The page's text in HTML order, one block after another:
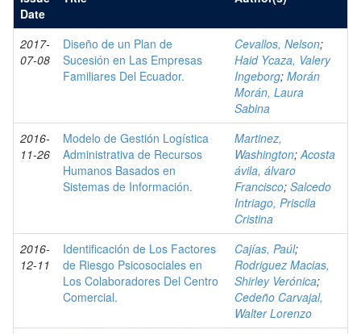
Date
2017-
07-08
Diseño de un Plan de
Sucesión en Las Empresas
Familiares Del Ecuador.
Cevallos, Nelson;
Haid Ycaza, Valery
Ingeborg; Morán
Morán, Laura
Sabina
2016-
11-26
Modelo de Gestión Logística
Administrativa de Recursos
Humanos Basados en
Sistemas de Información.
Martinez,
Washington;Acosta
ávila, álvaro
Francisco; Salcedo
Intriago, Priscila
Cristina
2016-
12-11
Identificación de Los Factores
de Riesgo Psicosociales en
Los Colaboradores Del Centro
Comercial.
Cajías, Paúl;
Rodriguez Macias,
Shirley Verónica;
Cedeño Carvajal,
Walter Lorenzo